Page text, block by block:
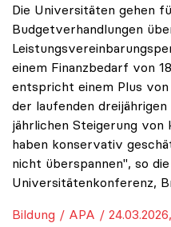
Die Universitäten gehen
Budgetverhandlungen
einem Finanzbedarf von
entspricht einem Plus
der laufenden dreijährigen
jährlichen Steigerung von
haben konservativ
nicht überspannen", so
Universitätenkonferenz,
Bildung / APA /